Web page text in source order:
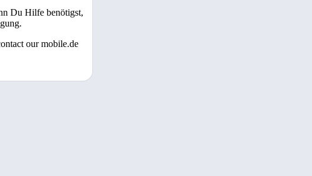
Du Hilfe benötigst,
our mobile.de